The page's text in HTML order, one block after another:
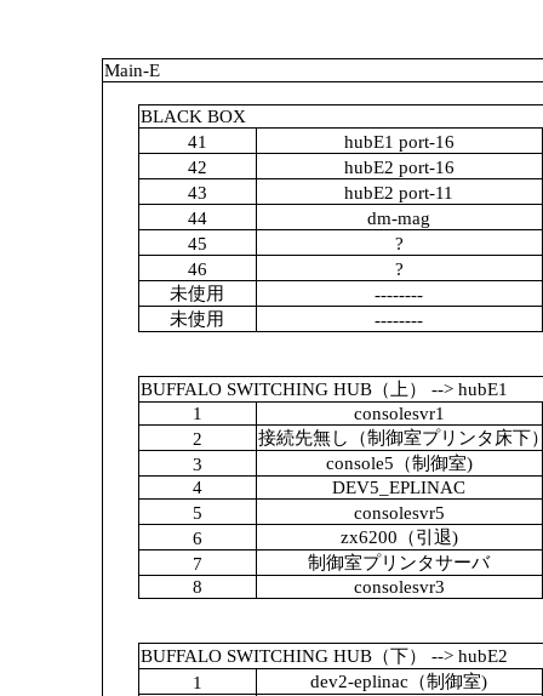
Main-E
BLACK BOX
41
hubE1 port-16
42
hubE2 port-16
43
hubE2 port-11
44
dm-mag
45
?
46
?
未使用
--------
未使用
--------
BUFFALO SWITCHING HUB（上） --> hubE1
1
consolesvr1
2
接続先無し（制御室プリンタ床下
3
console5（制御室)
4
DEV5_EPLINAC
5
consolesvr5
6
zx6200（引退)
7
制御室プリンタサーバ
8
consolesvr3
BUFFALO SWITCHING HUB（下） --> hubE2
1
dev2-eplinac（制御室)